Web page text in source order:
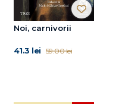
Noi, carnivorii
41.3 lei 59.00 lei